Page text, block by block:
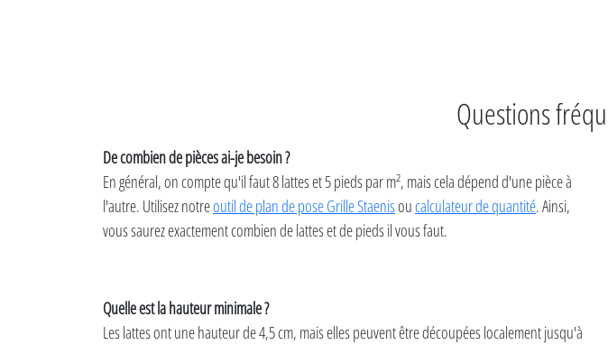
Questions
De combien de pièces ai-je besoin ?
En général, on compte qu'il faut 8 lattes et 5 pieds par m², mais cela dépend d'une pièce à
l'autre. Utilisez notreoutil de plan de pose Grille Staenisoucalculateur de quantité. Ainsi,
vous saurez exactement combien de lattes et de pieds il vous faut.
Quelle est la hauteur minimale ?
Les lattes ont une hauteur de 4,5 cm, mais elles peuvent être découpées localement jusqu'à